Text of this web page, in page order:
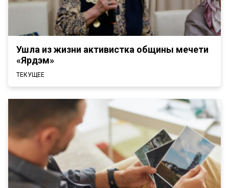
Ушла из жизни активистка общины мечети
«Ярдэм»
ТЕКУЩЕЕ